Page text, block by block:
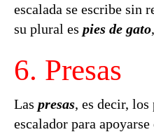
escalada se escribe sin
su plural es pies de gato
6. Presas
Las presas, es decir, los
escalador para